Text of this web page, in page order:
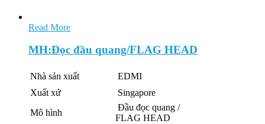
Read More
MH:Đọc đầu quang/FLAG HEAD
Nhà sản xuất
EDMI
Xuất xứ
Singapore
Mô hình
Đầu đọc quang /
FLAG HEAD